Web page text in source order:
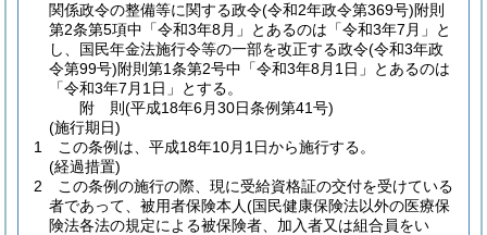
関係政令の整備等に関する政令(令和2年政令第369号)附則
第2条第5項中「令和3年8月」とあるのは「令和3年7月」と
し、国民年金法施行令等の一部を改正する政令(令和3年政
令第99号)附則第1条第2号中「令和3年8月1日」とあるのは
「令和3年7月1日」とする。
附 則(平成18年6月30日条例第41号)
(施行期日)
1
この条例は、平成18年10月1日から施行する。
(経過措置)
2
この条例の施行の際、現に受給資格証の交付を受けている
者であって、被用者保険本人(国民健康保険法以外の医療保
険法各法の規定による被保険者、加入者又は組合員をい